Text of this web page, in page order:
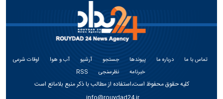
تماس با ما درباره ما پیوندها جستجو آرشیو آب و هوا
اوقات شرعی
خبرنامه
نظرسنجی RSS
کلیه حقوق محفوظ است،استفاده از مطالب با ذکر منبع بلامانع است